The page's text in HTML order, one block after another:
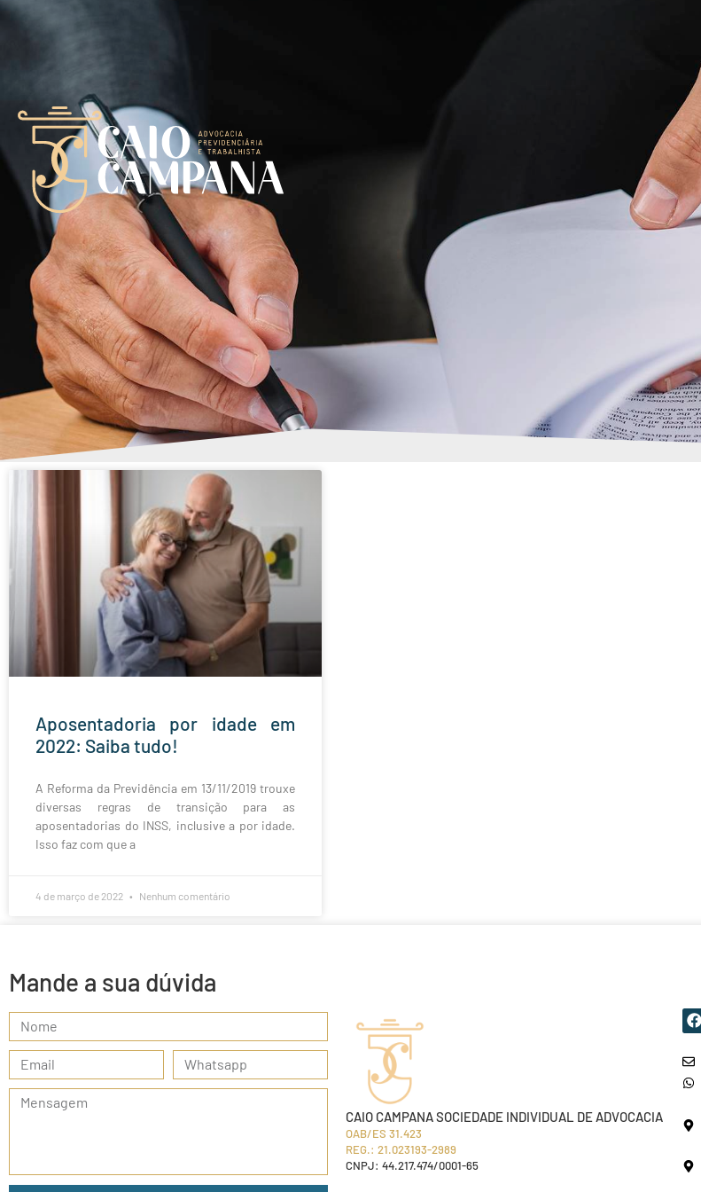
Aposentadoria por idade em
2022: Saiba tudo!
A Reforma da Previdência em 13/11/2019 trouxe
diversas regras de transição para as
aposentadorias do INSS, inclusive a por idade.
Isso faz com que a
4 de março de 2022 Nenhum comentário
Mande a sua dúvida
CAIO CAMPANA SOCIEDADE INDIVIDUAL DE ADVOCACIA
OAB/ES 31.423
REG.: 21.023193-2989
CNPJ: 44.217.474/0001-65